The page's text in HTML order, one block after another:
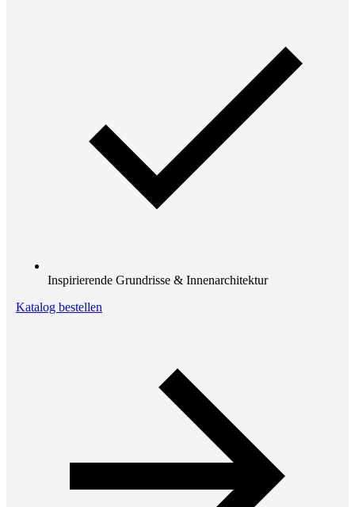
Inspirierende Grundrisse & Innenarchitektur
Katalog bestellen